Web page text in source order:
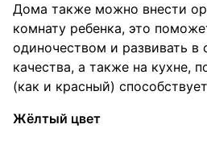
Дома также можно внести
комнату ребенка, это
одиночеством и развивать в
качества, а также на кухне,
(как и красный)
Жёлтый цвет